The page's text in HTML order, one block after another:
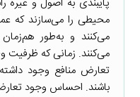
محیطی را می‌سازند که
می‌کنند و به‌طور
می‌کنند. زمانی که ظرفیت
تعارض منافع وجود
باشند. احساس وجود